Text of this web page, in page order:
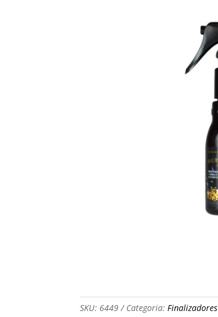
SKU: 6449 Categoria: Finalizadores